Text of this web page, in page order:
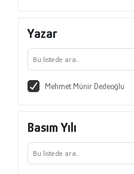
Yazar
Mehmet Münir Dedeoğlu
Basım Yılı